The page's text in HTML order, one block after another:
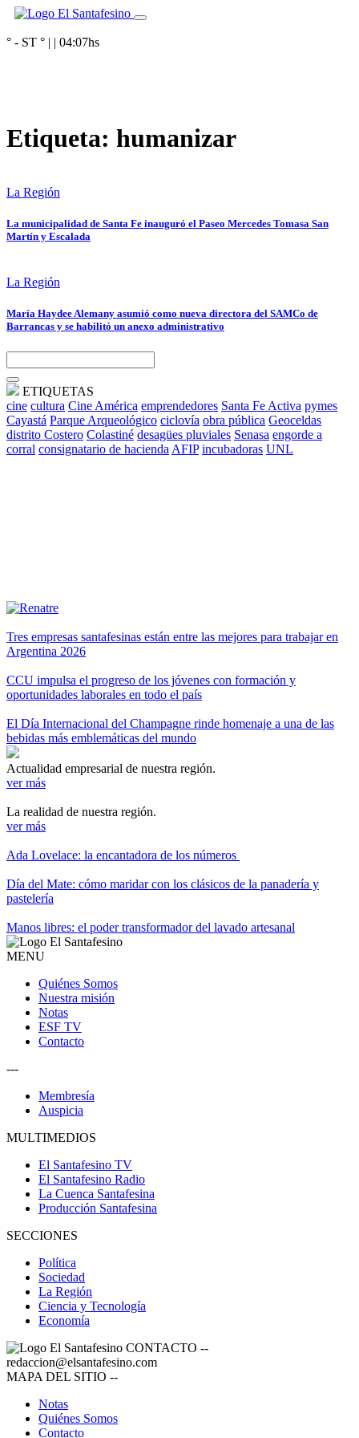
° - ST ° | | 04:07hs
Etiqueta: humanizar
La Región
La municipalidad de Santa Fe inauguró el Paseo Mercedes Tomasa San
Martín y Escalada
La Región
María Haydee Alemany asumió como nueva directora del SAMCo de
Barrancas y se habilitó un anexo administrativo
ETIQUETAS
cine cultura Cine América emprendedores Santa Fe Activa pymes
Cayastá Parque Arqueológico ciclovía obra pública Geoceldas
distrito Costero Colastiné desagües pluviales Senasa engorde a
corral consignatario de hacienda AFIP incubadoras UNL
Tres empresas santafesinas están entre las mejores para trabajar en
Argentina 2026
CCU impulsa el progreso de los jóvenes con formación y
oportunidades laborales en todo el país
El Día Internacional del Champagne rinde homenaje a una de las
bebidas más emblemáticas del mundo
Actualidad empresarial de nuestra región.
ver más
La realidad de nuestra región.
ver más
Ada Lovelace: la encantadora de los números
Día del Mate: cómo maridar con los clásicos de la panadería y
pastelería
Manos libres: el poder transformador del lavado artesanal
MENU
Quiénes Somos
Nuestra misión
Notas
ESF TV
Contacto
---
Membresía
Auspicia
MULTIMEDIOS
El Santafesino TV
El Santafesino Radio
La Cuenca Santafesina
Producción Santafesina
SECCIONES
Política
Sociedad
La Región
Ciencia y Tecnología
Economía
CONTACTO --
redaccion@elsantafesino.com
MAPA DEL SITIO --
Notas
Quiénes Somos
Contacto